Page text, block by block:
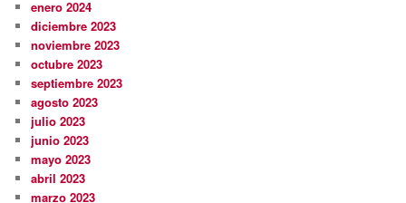
enero 2024
diciembre 2023
noviembre 2023
octubre 2023
septiembre 2023
agosto 2023
julio 2023
junio 2023
mayo 2023
abril 2023
marzo 2023